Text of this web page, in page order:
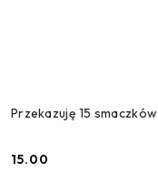
Przekazuję 15 smaczków
Cena:
15.00